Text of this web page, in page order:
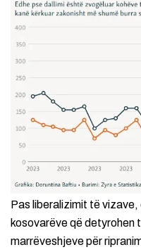
Pas liberalizimit të vizave,
kosovarëve që detyrohen
marrëveshjeve për